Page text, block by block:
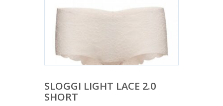
SLOGGI LIGHT LACE 2.0
SHORT